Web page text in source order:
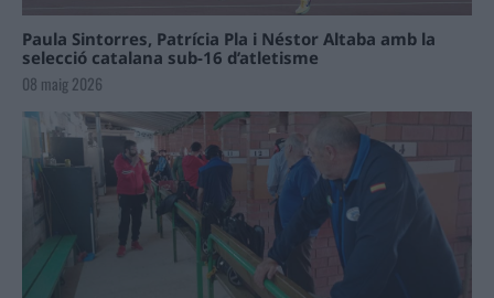
Paula Sintorres, Patrícia Pla i Néstor Altaba amb la
selecció catalana sub-16 d’atletisme
08 maig 2026